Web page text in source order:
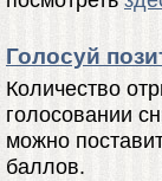
Голосуй
Количество
голосовании
можно
баллов.